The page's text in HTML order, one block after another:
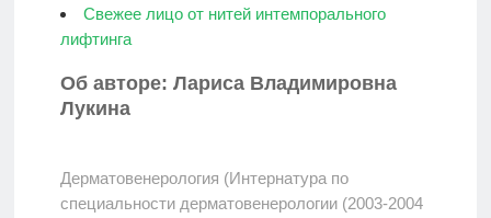
Свежее лицо от нитей интемпорального
лифтинга
Об авторе: Лариса Владимировна
Лукина
Дерматовенерология (Интернатура по
специальности дерматовенерологии (2003-2004